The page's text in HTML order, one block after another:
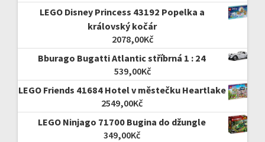
LEGO Disney Princess 43192 Popelka a
královský kočár
2078,00Kč
Bburago Bugatti Atlantic stříbrná 1 : 24
539,00Kč
LEGO Friends 41684 Hotel v městečku Heartlake
2549,00Kč
LEGO Ninjago 71700 Bugina do džungle
349,00Kč